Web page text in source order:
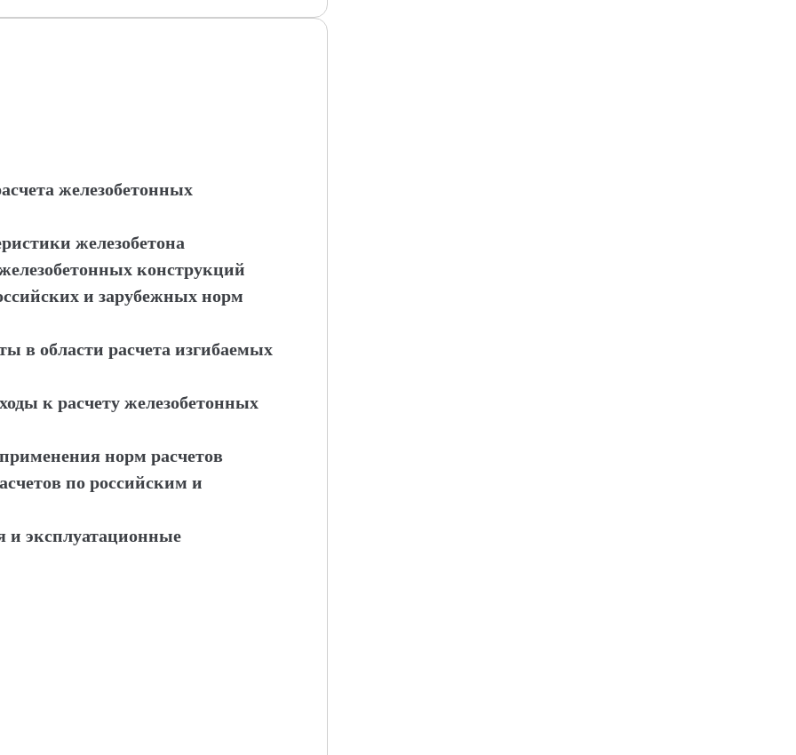
железобетонных
железобетона
конструкций
и зарубежных норм
в области расчета изгибаемых
к расчету железобетонных
норм расчетов
по российским и
и эксплуатационные